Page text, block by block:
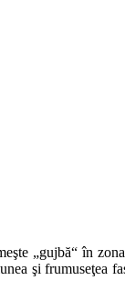
„gujbă“ în
şi frumuseţea